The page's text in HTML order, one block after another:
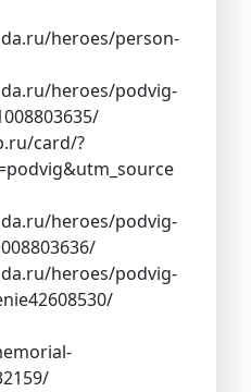
heroes/person-
heroes/podvig-
card/?
heroes/podvig-
heroes/podvig-